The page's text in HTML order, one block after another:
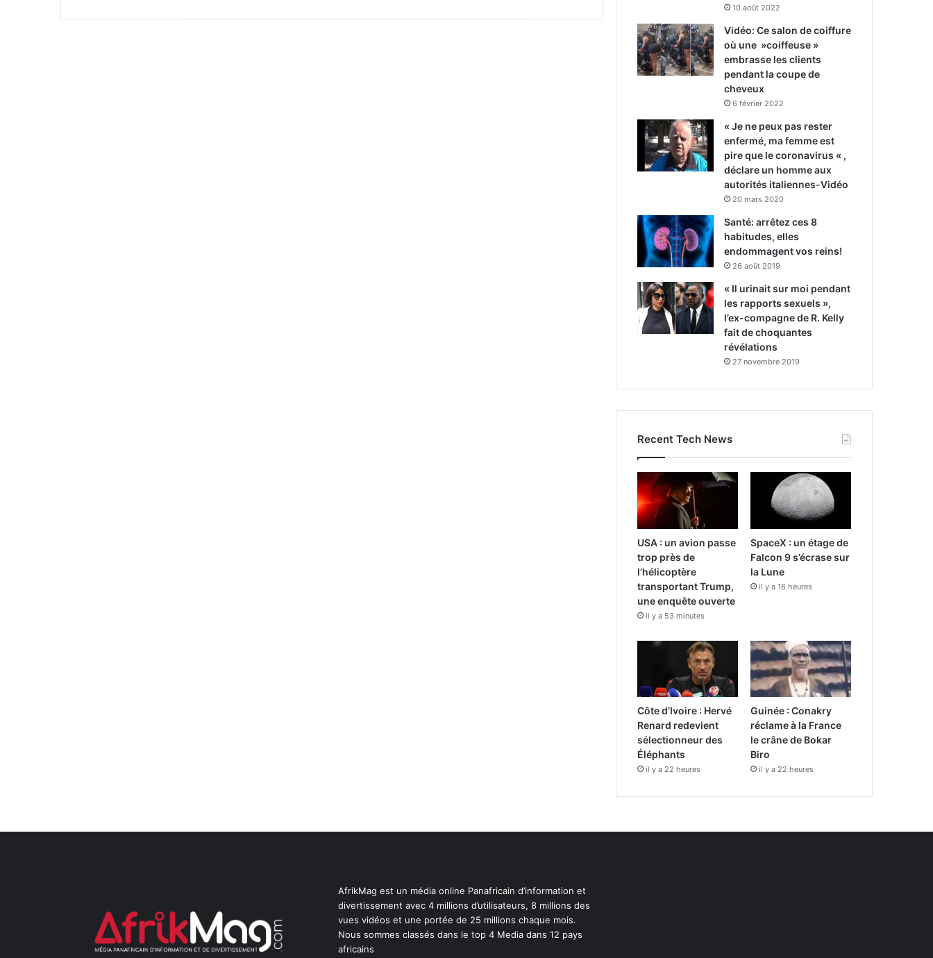
10 août 2022
Vidéo: Ce salon de coiffure
où une »coiffeuse »
embrasse les clients
pendant la coupe de
cheveux
6 février 2022
« Je ne peux pas rester
enfermé, ma femme est
pire que le coronavirus « ,
déclare un homme aux
autorités italiennes-Vidéo
20 mars 2020
Santé: arrêtez ces 8
habitudes, elles
endommagent vos reins!
26 août 2019
« Il urinait sur moi pendant
les rapports sexuels »,
l’ex-compagne de R. Kelly
fait de choquantes
révélations
27 novembre 2019
Recent Tech News
USA : un avion passe
trop près de
l’hélicoptère
transportant Trump,
une enquête ouverte
il y a 53 minutes
SpaceX : un étage de
Falcon 9 s’écrase sur
la Lune
il y a 16 heures
Côte d’Ivoire : Hervé
Renard redevient
sélectionneur des
Éléphants
il y a 22 heures
Guinée : Conakry
réclame à la France
le crâne de Bokar
Biro
il y a 22 heures
AfrikMag est un média online Panafricain d’information et
divertissement avec 4 millions d’utilisateurs, 8 millions des
vues vidéos et une portée de 25 millions chaque mois.
Nous sommes classés dans le top 4 Media dans 12 pays
africains